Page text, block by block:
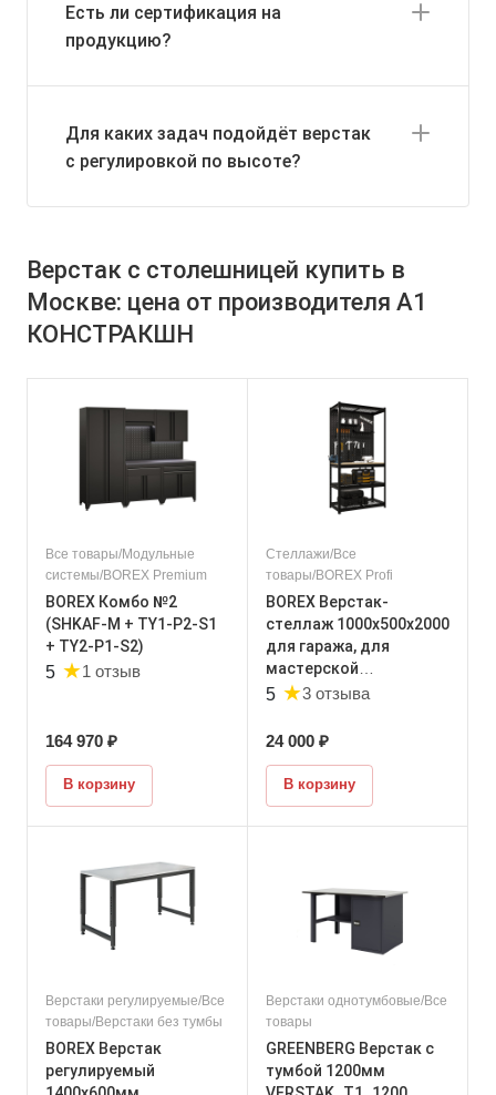
Есть ли сертификация на
продукцию?
Для каких задач подойдёт верстак
с регулировкой по высоте?
Верстак с столешницей купить в
Москве: цена от производителя А1
КОНСТРАКШН
Все товары/Модульные
системы/BOREX Premium
BOREX Комбо №2
(SHKAF-M + TY1-P2-S1
+ TY2-P1-S2)
5 ★1 отзыв
164 970 ₽
В корзину
Стеллажи/Все
товары/BOREX Profi
BOREX Верстак-
стеллаж 1000х500х2000
для гаража, для
мастерской
BOREX_VERSTAK_1000
5 ★3 отзыва
24 000 ₽
В корзину
Верстаки регулируемые/Все
товары/Верстаки без тумбы
BOREX Верстак
регулируемый
Верстаки однотумбовые/Все
товары
GREENBERG Верстак с
тумбой 1200мм